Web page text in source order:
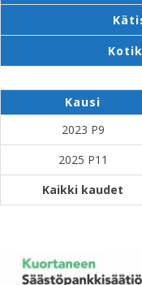
Kausi
2023 P9
2025 P11
Kaikki kaudet